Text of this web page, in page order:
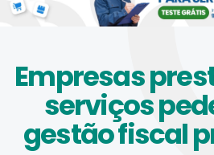
Empresas
serviços
gestão fiscal